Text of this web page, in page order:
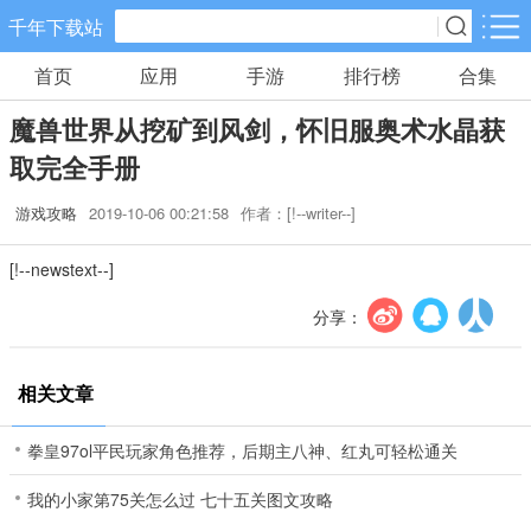
千年下载站
手游分类 应用分类
卡牌回合
10款手游
休闲益智
角色扮演
棋牌游戏
0款手游
飞行射击
动作格斗
模拟经营
5款手游
音乐舞蹈
0款手游
儿童教育
0款手游
首页 应用 手游 排行榜 合集
魔兽世界从挖矿到风剑，怀旧服奥术水晶获
取完全手册
游戏攻略 2019-10-06 00:21:58 作者：[!--writer--]
[!--newstext--]
分享：
相关文章
拳皇97ol平民玩家角色推荐，后期主八神、红丸可轻松通关
我的小家第75关怎么过 七十五关图文攻略